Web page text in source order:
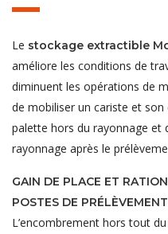
Le stockage extractible
améliore les conditions de
diminuent les opérations de
de mobiliser un cariste et
palette hors du rayonnage et
rayonnage après le
GAIN DE PLACE ET
POSTES DE
L’encombrement hors tout